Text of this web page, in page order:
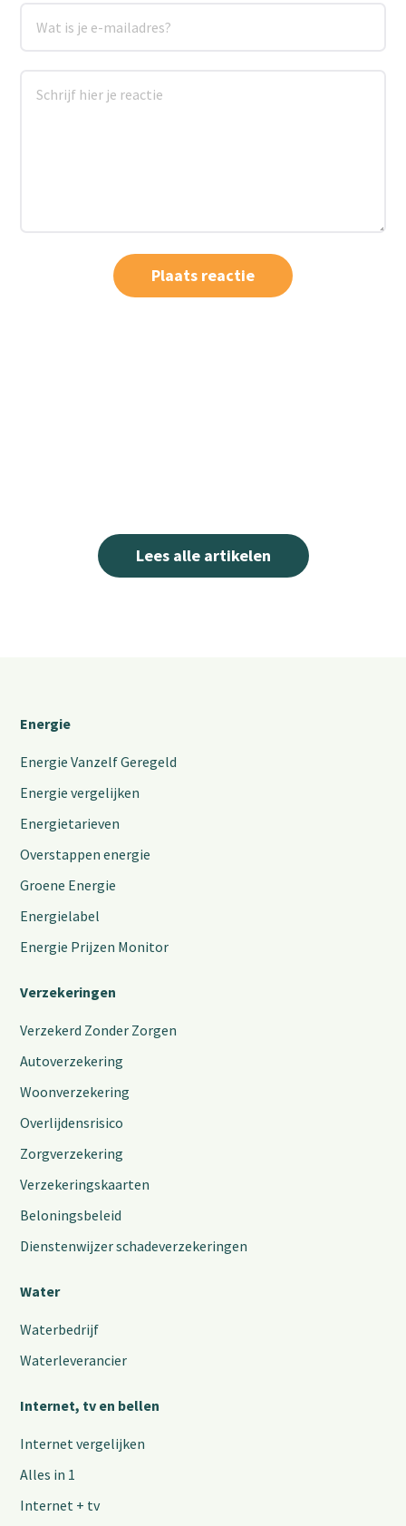
Lees alle artikelen
Energie
Energie Vanzelf Geregeld
Energie vergelijken
Energietarieven
Overstappen energie
Groene Energie
Energielabel
Energie Prijzen Monitor
Verzekeringen
Verzekerd Zonder Zorgen
Autoverzekering
Woonverzekering
Overlijdensrisico
Zorgverzekering
Verzekeringskaarten
Beloningsbeleid
Dienstenwijzer schadeverzekeringen
Water
Waterbedrijf
Waterleverancier
Internet, tv en bellen
Internet vergelijken
Alles in 1
Internet + tv